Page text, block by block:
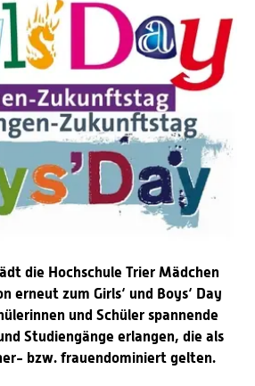
die Hochschule Trier Mädchen
erneut zum Girls‘ und Boys‘ Day
und Schüler spannende
Studiengänge erlangen, die als
bzw. frauendominiert gelten.